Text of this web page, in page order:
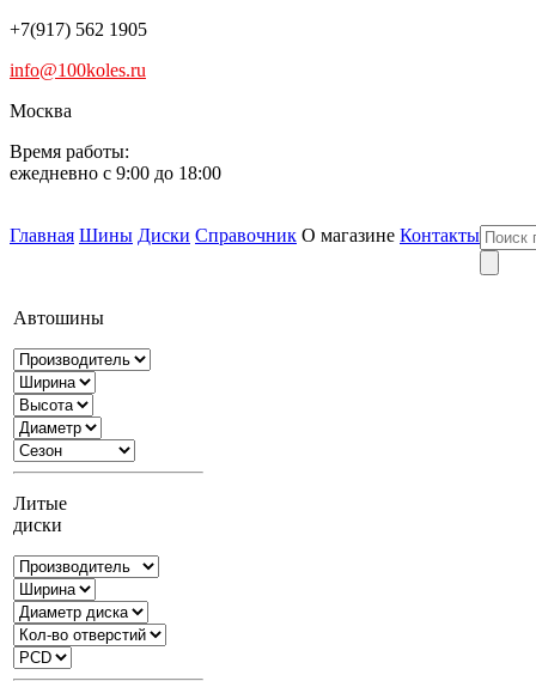
+7(917) 562 1905
info@100koles.ru
Москва
Время работы:
ежедневно с 9:00 до 18:00
Главная Шины Диски Справочник О магазине Контакты
Автошины
Литые
диски